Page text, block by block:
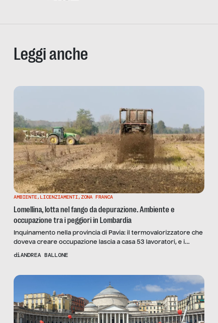
Leggi anche
AMBIENTE,LICENZIAMENTI, ZONA FRANCA
Lomellina, lotta nel fango da depurazione. Ambiente e
occupazione tra i peggiori in Lombardia
Inquinamento nella provincia di Pavia: il termovalorizzatore che
doveva creare occupazione lascia a casa 53 lavoratori, e i
fanghi depurati sparsi nei campi costituiscono un risparmio
diANDREA BALLONE